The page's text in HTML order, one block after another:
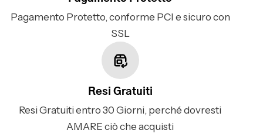
Pagamento Protetto, conforme PCI e sicuro con
SSL
Resi Gratuiti
Resi Gratuiti entro 30 Giorni, perché dovresti
AMARE ciò che acquisti